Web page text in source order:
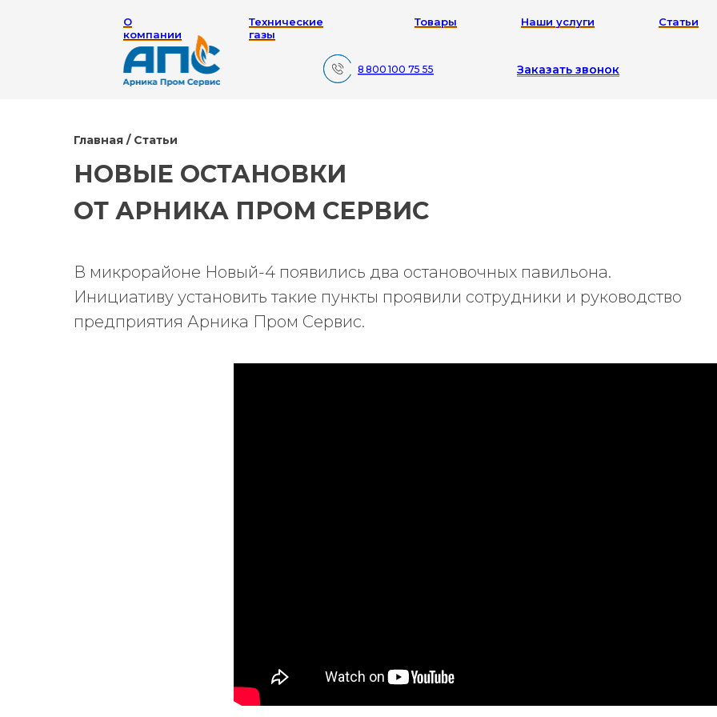
8 800 100 75 55
О
компании
Технические
газы
Товары Наши услуги Статьи
Заказать звонок
Главная / Статьи
НОВЫЕ ОСТАНОВКИ
ОТ АРНИКА ПРОМ СЕРВИС
В микрорайоне Новый-4 появились два остановочных павильона.
Инициативу установить такие пункты проявили сотрудники и руководство
предприятия Арника Пром Сервис.